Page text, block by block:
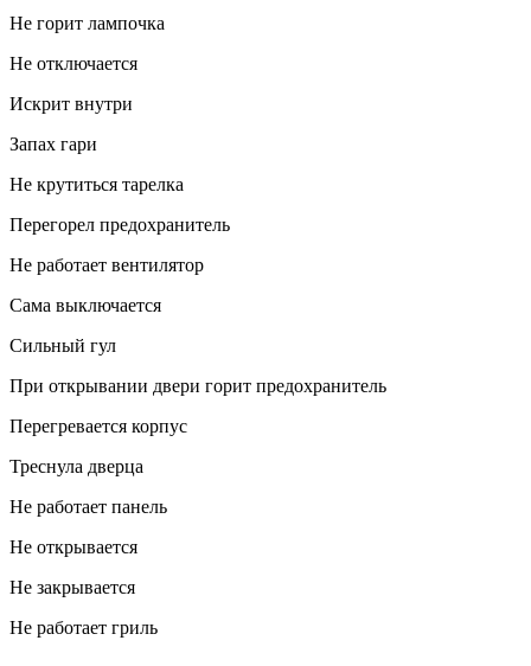
Не горит лампочка
Не отключается
Искрит внутри
Запах гари
Не крутиться тарелка
Перегорел предохранитель
Не работает вентилятор
Сама выключается
Сильный гул
При открывании двери горит предохранитель
Перегревается корпус
Треснула дверца
Не работает панель
Не открывается
Не закрывается
Не работает гриль